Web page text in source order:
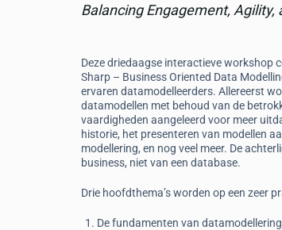
Balancing Engagement, Agility,
Deze driedaagse interactieve workshop
Sharp – Business Oriented Data
ervaren datamodelleerders. Allereerst
datamodellen met behoud van de
vaardigheden aangeleerd voor meer
historie, het presenteren van modellen
modellering, en nog veel meer. De
business, niet van een database.
Drie hoofdthema’s worden op een zeer
De fundamenten van